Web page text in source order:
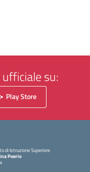
su:
Play Store
di Istruzione Superiore
Poerio
la pagina iniziale della scuola